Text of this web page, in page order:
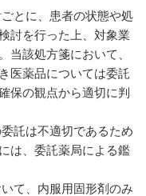
とに、患者の状態や処
討を行った上、対象業
当該処方箋において、
医薬品については委託
保の観点から適切に判
託は不適切であるため
は、委託薬局による鑑
て、内服用固形剤のみ